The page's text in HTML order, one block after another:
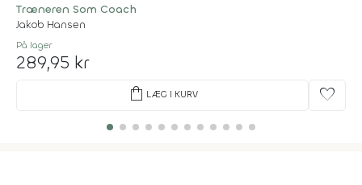
Træneren Som Coach
Jakob Hansen
På lager
289,95 kr
shopping_bag LÆG I KURV favorite